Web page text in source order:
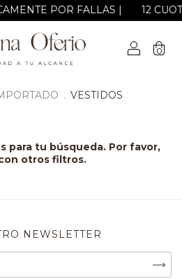
POR FALLAS | 12
0
. VESTIDOS
para tu búsqueda. Por favor,
otros filtros.
NEWSLETTER